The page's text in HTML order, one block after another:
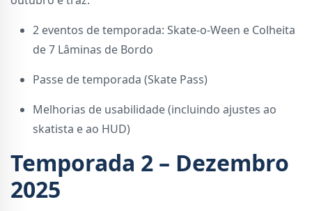
2 eventos de temporada: Skate-o-Ween e Colheita
de 7 Lâminas de Bordo
Passe de temporada (Skate Pass)
Melhorias de usabilidade (incluindo ajustes ao
skatista e ao HUD)
Temporada 2 – Dezembro
2025